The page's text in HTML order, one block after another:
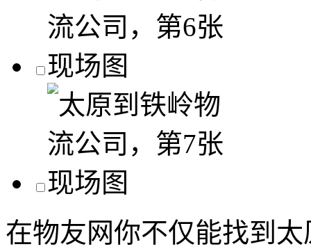
在物友网你不仅能找到